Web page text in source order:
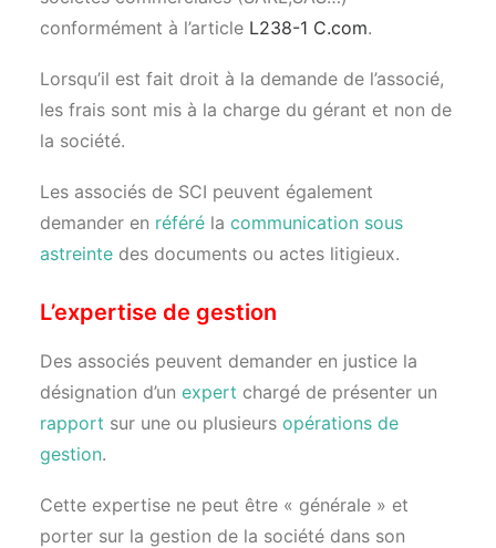
conformément à l’article L238-1 C.com.
Lorsqu’il est fait droit à la demande de l’associé,
les frais sont mis à la charge du gérant et non de
la société.
Les associés de SCI peuvent également
demander en référé la communication sous
astreinte des documents ou actes litigieux.
L’expertise de gestion
Des associés peuvent demander en justice la
désignation d’un expert chargé de présenter un
rapport sur une ou plusieurs opérations de
gestion.
Cette expertise ne peut être « générale » et
porter sur la gestion de la société dans son